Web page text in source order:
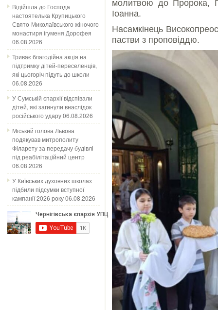
Відійшла до Господа
настоятелька Крупицького
Свято-Миколаївського жіночого
монастиря ігуменя Дорофея
06.08.2026
Триває благодійна акція на
підтримку дітей-переселенців,
які цьогоріч підуть до школи
06.08.2026
У Сумській єпархії відспівали
дітей, які загинули внаслідок
російського удару06.08.2026
Міський голова Львова
подякував митрополиту
Філарету за передачу будівлі
під реабілітаційний центр
06.08.2026
У Київських духовних школах
підбили підсумки вступної
кампанії 2026 року06.08.2026
молитвою до Пророка,
Іоанна.
Насамкінець
пастви з проповіддю.